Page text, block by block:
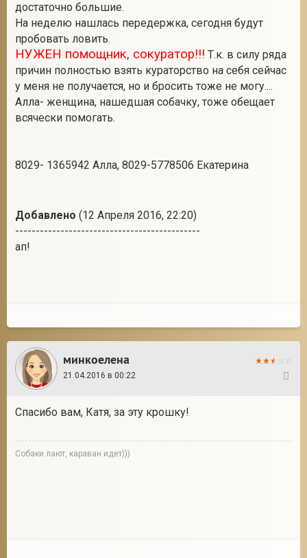
достаточно большие.
На неделю нашлась передержка, сегодня будут
пробовать ловить.
НУЖЕН помощник, сокуратор!!! Т.к. в силу ряда
причин полностью взять кураторство на себя сейчас
у меня не получается, но и бросить тоже не могу....
Алла- женщина, нашедшая собачку, тоже обещает
всячески помогать.
8029- 1365942 Алла, 8029-5778506 Екатерина
Добавлено (12 Апреля 2016, 22:20)
---------------------------------------------
ап!
минкоелена
21.04.2016 в 00:22
Спасибо вам, Катя, за эту крошку!
Собаки лают, караван идет)))